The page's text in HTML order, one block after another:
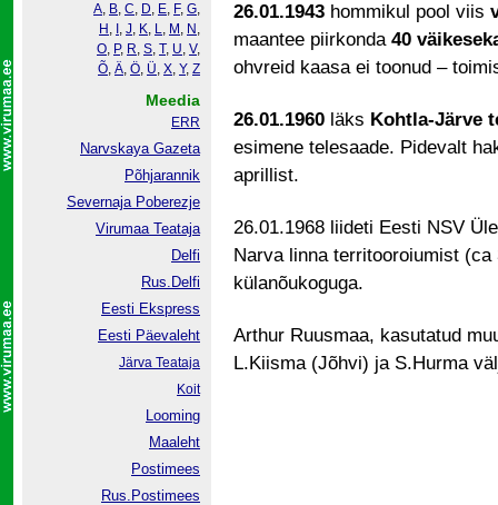
26.01.1943 hommikul pool viis
maantee piirkonda 40
ohvreid kaasa ei toonud –
26.01.1960 läks Kohtla-Järve
esimene telesaade. Pidevalt
aprillist.
26.01.1968 liideti Eesti NSV
Narva linna territooroiumist
külanõukoguga.
Arthur Ruusmaa, kasutatud
L.Kiisma (Jõhvi) ja S.Hurma
A, B, C, D, E, F, G,
H , , J, K, L, M , N ,
O, P, R, S, T, U, V,
Õ, Ä, Ö, Ü, X, Y, Z
Meedia
ERR
Narvskaya Gazeta
Põhjarannik
Severnaja Poberezje
Virumaa Teataja
Delfi
Rus.Delfi
Eesti Ekspress
Eesti Päevaleht
Järva Teataja
Koit
Looming
Maaleht
Postimees
Rus.Postimees